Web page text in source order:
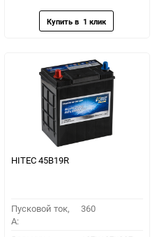
HITEC 45B19R
Пусковой ток,
A:
360